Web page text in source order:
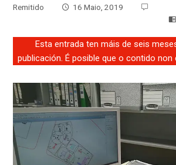
Remitido
16 Maio, 2019
Esta entrada ten máis de seis
publicación. É posible que o contido non